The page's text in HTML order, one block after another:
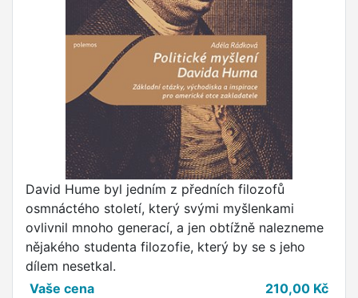
David Hume byl jedním z předních filozofů
osmnáctého století, který svými myšlenkami
ovlivnil mnoho generací, a jen obtížně nalezneme
nějakého studenta filozofie, který by se s jeho
dílem nesetkal.
Vaše cena
210,00 Kč